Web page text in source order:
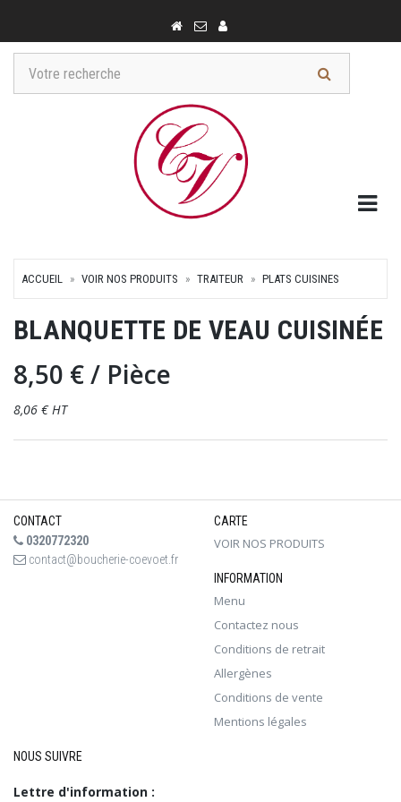
ACCUEIL VOIR NOS PRODUITS TRAITEUR PLATS CUISINES
BLANQUETTE DE VEAU CUISINÉE
8,50 €/ Pièce
8,06 € HT
CONTACT
0320772320
contact@boucherie-coevoet.fr
CARTE
VOIR NOS PRODUITS
INFORMATION
Menu
Contactez nous
Conditions de retrait
Allergènes
Conditions de vente
Mentions légales
NOUS SUIVRE
Lettre d'information :